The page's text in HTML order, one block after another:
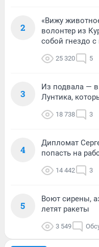
2
«Вижу
волонтер из
собой гнездо
25 320 5
3
Из подвала —
Лунтика,
18 738 3
4
Дипломат
попасть на
14 442 3
5
Воют сирены,
летят ракеты
3 549